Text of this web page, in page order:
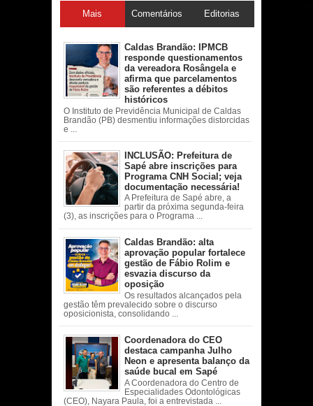
Mais
acessadas
Comentários Editorias
Caldas Brandão: IPMCB
responde questionamentos
da vereadora Rosângela e
afirma que parcelamentos
são referentes a débitos
históricos
O Instituto de Previdência Municipal de Caldas
Brandão (PB) desmentiu informações distorcidas
e ...
INCLUSÃO: Prefeitura de
Sapé abre inscrições para
Programa CNH Social; veja
documentação necessária!
A Prefeitura de Sapé abre, a
partir da próxima segunda-feira
(3), as inscrições para o Programa ...
Caldas Brandão: alta
aprovação popular fortalece
gestão de Fábio Rolim e
esvazia discurso da
oposição
Os resultados alcançados pela
gestão têm prevalecido sobre o discurso
oposicionista, consolidando ...
Coordenadora do CEO
destaca campanha Julho
Neon e apresenta balanço da
saúde bucal em Sapé
A Coordenadora do Centro de
Especialidades Odontológicas
(CEO), Nayara Paula, foi a entrevistada ...